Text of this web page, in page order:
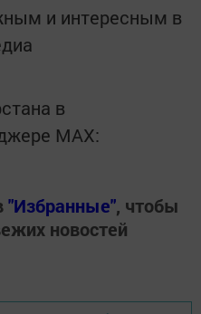
и интересным в
в
MАХ:
"Избранные", чтобы
новостей